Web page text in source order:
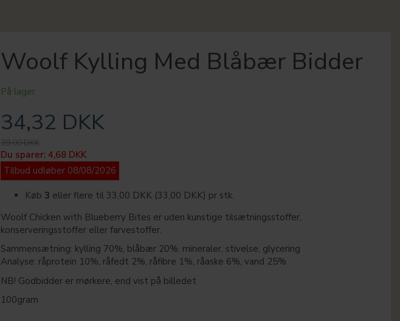
Woolf Kylling Med Blåbær Bidder
På lager
34,32 DKK
39,00 DKK
Du sparer: 4,68 DKK
Tilbud udløber 08/08/2026
Køb 3 eller flere til 33,00 DKK (33,00 DKK) pr stk.
Woolf Chicken with Blueberry Bites er uden kunstige tilsætningsstoffer,
konserveringsstoffer eller farvestoffer.
Sammensætning: kylling 70%, blåbær 20%, mineraler, stivelse, glycering
Analyse: råprotein 10%, råfedt 2%, råfibre 1%, råaske 6%, vand 25%
NB! Godbidder er mørkere, end vist på billedet
100gram